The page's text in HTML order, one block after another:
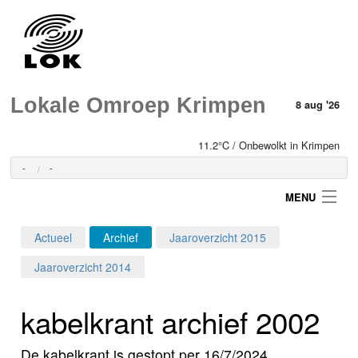
Lokale Omroep Krimpen 8 aug '26
11.2°C / Onbewolkt in Krimpen
- -
MENU
Programma's
Actueel Archief
Jaaroverzicht 2015
Jaaroverzicht 2014
kabelkrant archief 2002